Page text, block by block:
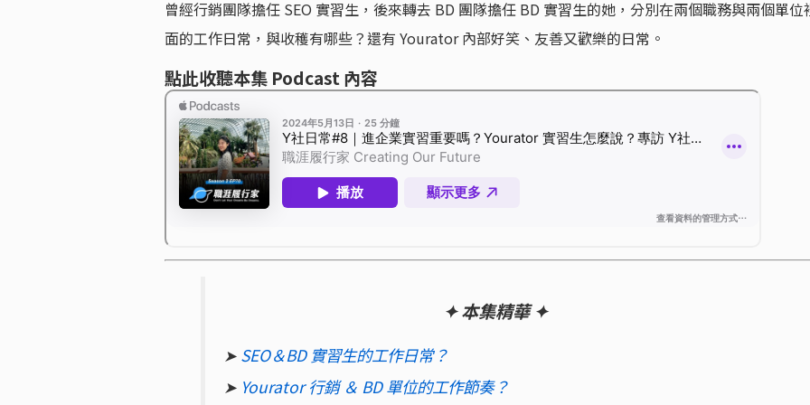
曾經行銷團隊擔任 SEO 實習生，後來轉去 BD 團隊擔任 BD 實習生的她，分別在兩個職務與兩個單位
面的工作日常，與收穫有哪些？還有 Yourator 內部好笑、友善又歡樂的日常。
點此收聽本集 Podcast 內容
✦ 本集精華 ✦
➤ SEO＆BD 實習生的工作日常？
➤ Yourator 行銷 ＆ BD 單位的工作節奏？